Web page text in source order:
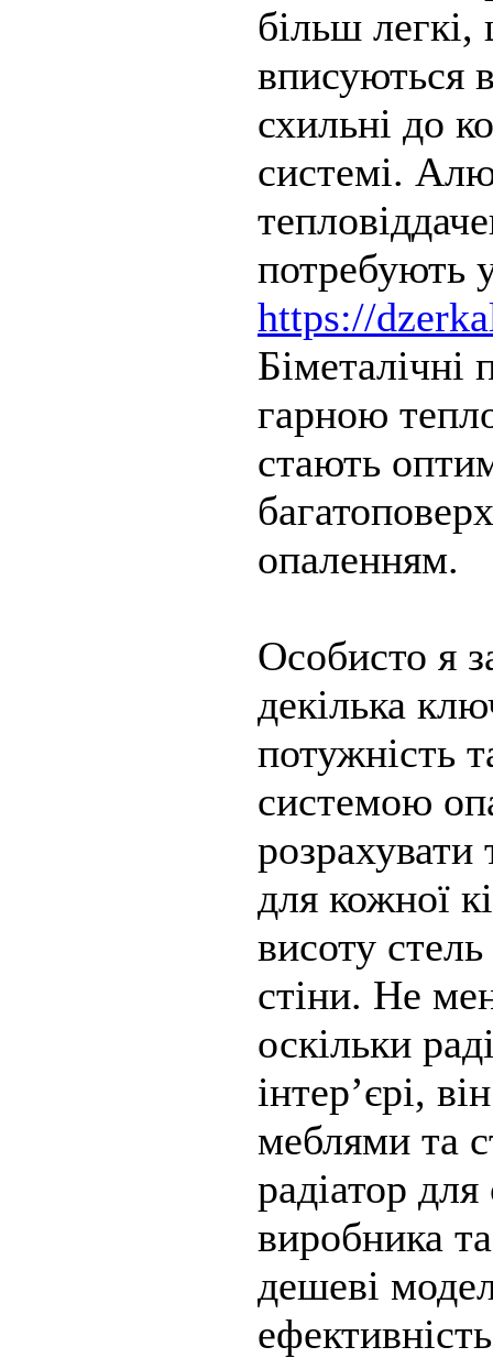
більш
вписуються
схильні до
системі.
потребують
https://
Біметалічні
гарною
стають
опаленням.
Особисто я
декілька
потужність
системою
розрахувати
для кожної
висоту
стіни. Не
оскільки
інтер’єрі,
меблями та
радіатор
виробника
дешеві